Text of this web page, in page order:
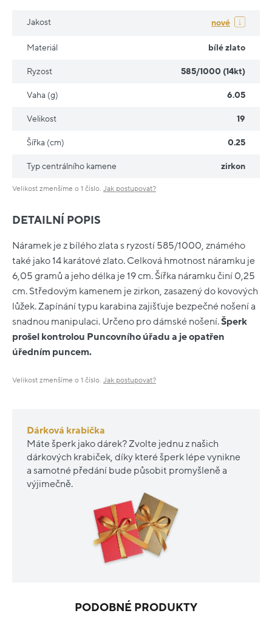
DETAILNÍ POPIS
Náramek je z bílého zlata s ryzostí 585/1000, známého
také jako 14 karátové zlato. Celková hmotnost náramku je
6,05 gramů a jeho délka je 19 cm. Šířka náramku činí 0,25
cm. Středovým kamenem je zirkon, zasazený do kovových
lůžek. Zapínání typu karabina zajišťuje bezpečné nošení a
snadnou manipulaci. Určeno pro dámské nošení.Šperk
prošel kontrolou Puncovního úřadu a je opatřen
úředním puncem.
Velikost zmenšíme o 1 číslo. Jak postupovat?
Dárková krabička
Máte šperk jako dárek? Zvolte jednu z našich
dárkových krabiček, díky které šperk lépe vynikne
a samotné předání bude působit promyšleně a
výjimečně.
Jakost nové
Materiál bílé zlato
Ryzost 585/1000 (14kt)
Vaha (g) 6.05
Velikost 19
Šířka (cm) 0.25
Typ centrálního kamene zirkon
Velikost zmenšíme o 1 číslo. Jak postupovat?
PODOBNÉ PRODUKTY